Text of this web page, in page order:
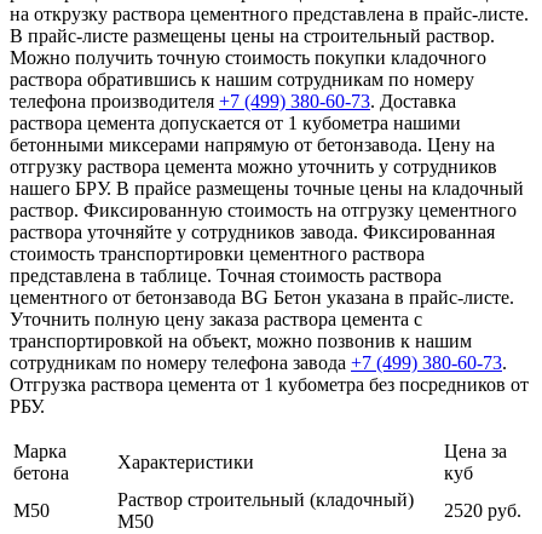
на открузку раствора цементного представлена в прайс-листе.
В прайс-листе размещены цены на строительный раствор.
Можно получить точную стоимость покупки кладочного
раствора обратившись к нашим сотрудникам по номеру
телефона производителя +7 (499) 380-60-73. Доставка
раствора цемента допускается от 1 кубометра нашими
бетонными миксерами напрямую от бетонзавода. Цену на
отгрузку раствора цемента можно уточнить у сотрудников
нашего БРУ. В прайсе размещены точные цены на кладочный
раствор. Фиксированную стоимость на отгрузку цементного
раствора уточняйте у сотрудников завода. Фиксированная
стоимость транспортировки цементного раствора
представлена в таблице. Точная стоимость раствора
цементного от бетонзавода BG Бетон указана в прайс-листе.
Уточнить полную цену заказа раствора цемента с
транспортировкой на объект, можно позвонив к нашим
сотрудникам по номеру телефона завода +7 (499) 380-60-73.
Отгрузка раствора цемента от 1 кубометра без посредников от
РБУ.
Марка
бетона
Характеристики
Цена за
куб
М50
Раствор строительный (кладочный)
М50
2520 руб.